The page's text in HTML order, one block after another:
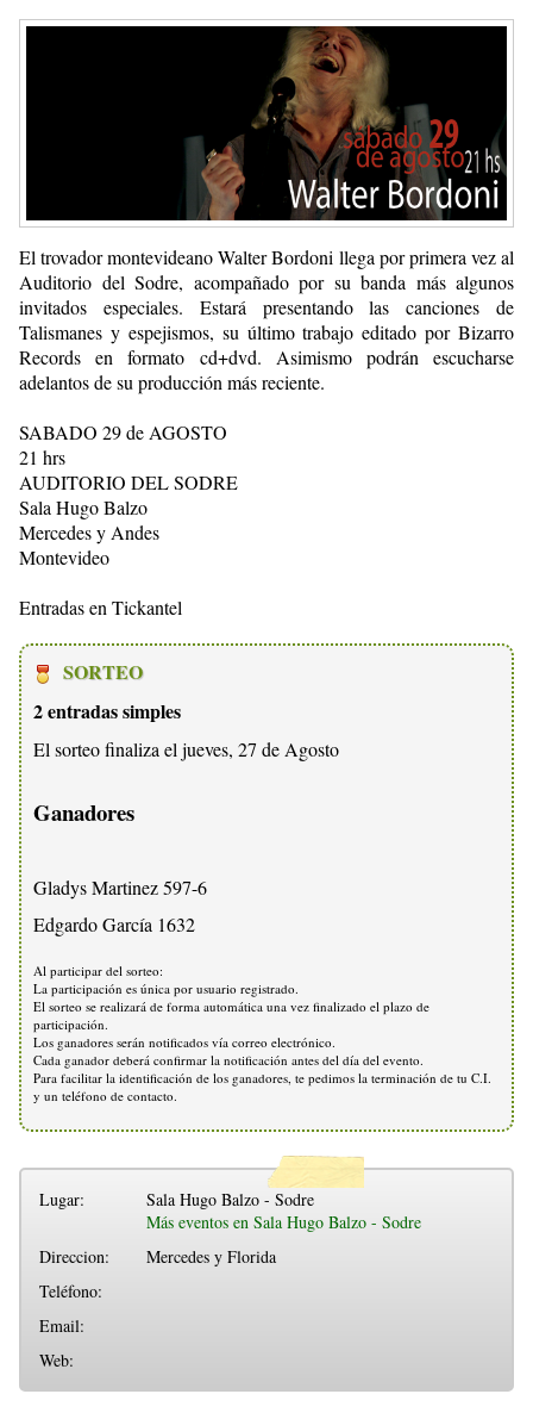
El trovador montevideano Walter Bordoni llega por primera vez al
Auditorio del Sodre, acompañado por su banda más algunos
invitados especiales. Estará presentando las canciones de
Talismanes y espejismos, su último trabajo editado por Bizarro
Records en formato cd+dvd. Asimismo podrán escucharse
adelantos de su producción más reciente.
SABADO 29 de AGOSTO
21 hrs
AUDITORIO DEL SODRE
Sala Hugo Balzo
Mercedes y Andes
Montevideo
Entradas en Tickantel
SORTEO
2 entradas simples
El sorteo finaliza el jueves, 27 de Agosto
Ganadores
Gladys Martinez 597-6
Edgardo García 1632
Al participar del sorteo:
La participación es única por usuario registrado.
El sorteo se realizará de forma automática una vez finalizado el plazo de
participación.
Los ganadores serán notificados vía correo electrónico.
Cada ganador deberá confirmar la notificación antes del día del evento.
Para facilitar la identificación de los ganadores, te pedimos la terminación de tu C.I.
y un teléfono de contacto.
Lugar:
Sala Hugo Balzo - Sodre
Más eventos en Sala Hugo Balzo - Sodre
Direccion:
Mercedes y Florida
Teléfono:
Email:
Web: